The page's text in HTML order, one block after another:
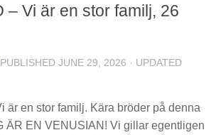
– Vi är en stor familj, 26
PUBLISHED JUNE 29, 2026 · UPDATED
är en stor familj. Kära bröder på denna
ÄR EN VENUSIAN! Vi gillar egentligen